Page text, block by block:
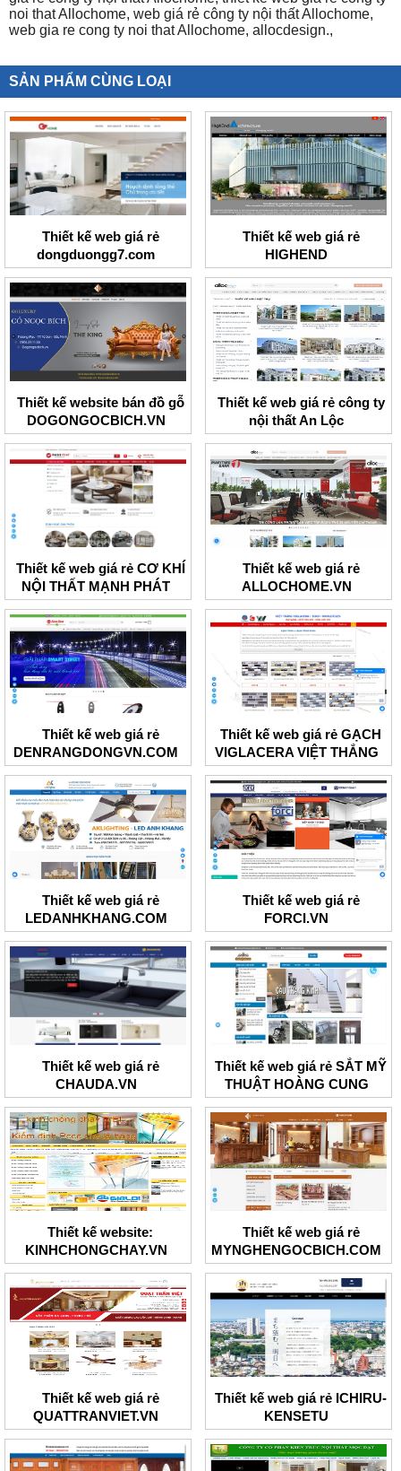
noi that Allochome, web giá rẻ công ty nội thất Allochome,
web gia re cong ty noi that Allochome, allocdesign.,
SẢN PHẨM CÙNG LOẠI
Thiết kế web giá rẻ
dongduongg7.com
Thiết kế web giá rẻ
HIGHEND
Thiết kế website bán đồ gỗ
DOGONGOCBICH.VN
Thiết kế web giá rẻ công ty
nội thất An Lộc
Thiết kế web giá rẻ CƠ KHÍ
NỘI THẤT MẠNH PHÁT
Thiết kế web giá rẻ
ALLOCHOME.VN
Thiết kế web giá rẻ
DENRANGDONGVN.COM
Thiết kế web giá rẻ GẠCH
VIGLACERA VIỆT THẮNG
Thiết kế web giá rẻ
LEDANHKHANG.COM
Thiết kế web giá rẻ
FORCI.VN
Thiết kế web giá rẻ
CHAUDA.VN
Thiết kế web giá rẻ SẮT MỸ
THUẬT HOÀNG CUNG
Thiết kế website:
KINHCHONGCHAY.VN
Thiết kế web giá rẻ
MYNGHENGOCBICH.COM
Thiết kế web giá rẻ
QUATTRANVIET.VN
Thiết kế web giá rẻ ICHIRU-
KENSETU